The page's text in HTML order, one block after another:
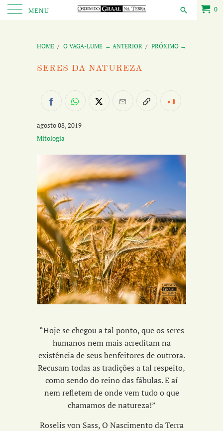
MENU 0
HOME / O VAGA-LUME ← ANTERIOR / PRÓXIMO →
SERES DA NATUREZA
agosto 08, 2019
Mitologia
“Hoje se chegou a tal ponto, que os seres
humanos nem mais acreditam na
existência de seus benfeitores de outrora.
Recusam todas as tradições a tal respeito,
como sendo do reino das fábulas. E aí
nem refletem de onde vem tudo o que
chamamos de natureza!”
Roselis von Sass, O Nascimento da Terra